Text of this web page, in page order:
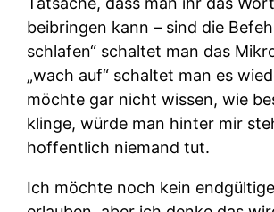
beibringen kann – sind die
schlafen“ schaltet man das
„wach auf“ schaltet man es
möchte gar nicht wissen, wie
klinge, würde man hinter mir
hoffentlich niemand tut.
Ich möchte noch kein